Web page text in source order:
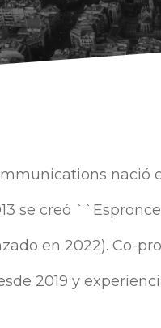
se creó
en 2022). Co-
2019 y